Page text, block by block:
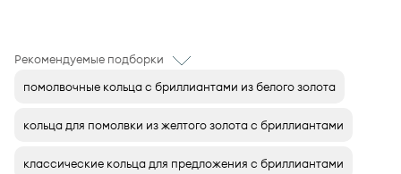
Рекомендуемые подборки
помолвочные кольца с бриллиантами из белого золота
кольца для помолвки из желтого золота с бриллиантами
классические кольца для предложения с бриллиантами